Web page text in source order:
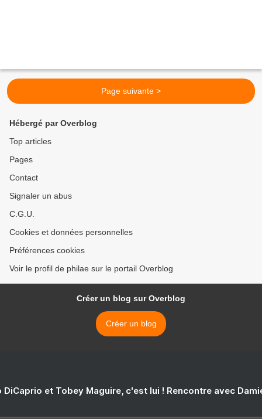
Page suivante >
Hébergé par Overblog
Top articles
Pages
Contact
Signaler un abus
C.G.U.
Cookies et données personnelles
Préférences cookies
Voir le profil de philae sur le portail Overblog
Créer un blog sur Overblog
Créer un blog
DiCaprio et Tobey Maguire, c'est lui ! Rencontre avec